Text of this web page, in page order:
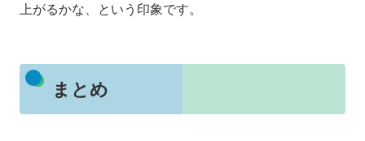
上がるかな、という印象です。
まとめ